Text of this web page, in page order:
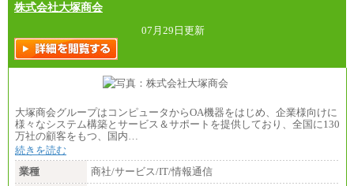
＜一般職＞
大学(学部・院)・高専（専攻科）： 月給253,100
円～
高専・短大： 月給248,100円～
※試用期間中の条件変更：無
株式会社大塚商会
07月29日更新
大塚商会グループはコンピュータからOA機器をはじめ、企業様向けに
様々なシステム構築とサービス＆サポートを提供しており、全国に130
万社の顧客をもつ、国内…
続きを読む
業種
商社/サービス/IT/情報通信